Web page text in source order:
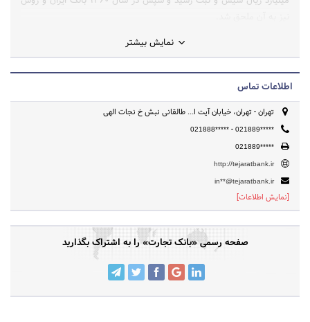
نمایش بیشتر
اطلاعات تماس
تهران - تهران، خیابان آیت ا... طالقانی نبش خ نجات الهی
021888***** - 021889*****
021889*****
http://tejaratbank.ir
in**@tejaratbank.ir
[نمایش اطلاعات]
صفحه رسمی «بانک تجارت» را به اشتراک بگذارید